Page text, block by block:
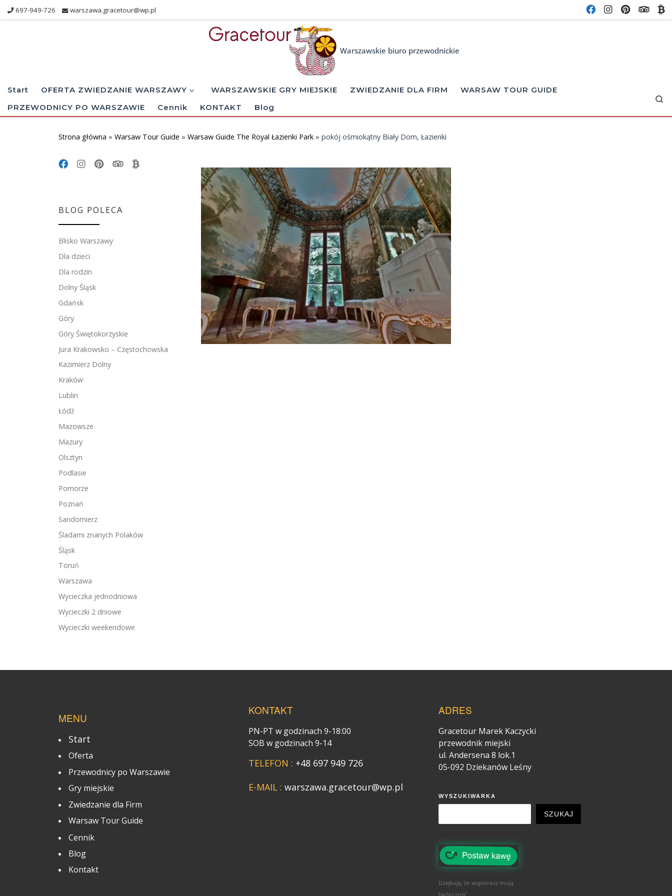
Skip to content
697-949-726 warszawa.gracetour@wp.pl
Warszawskie biuro przewodnickie
Start OFERTA ZWIEDZANIE WARSZAWY WARSZAWSKIE GRY MIEJSKIE ZWIEDZANIE DLA FIRM
WARSAW TOUR GUIDE
PRZEWODNICY PO WARSZAWIE
Cennik KONTAKT Blog
Strona główna » Warsaw Tour Guide » Warsaw Guide The Royal Łazienki Park » pokój ośmiokątny Biały Dom, Łazienki
BLOG POLECA
Blisko Warszawy
Dla dzieci
Dla rodzin
Dolny Śląsk
Gdańsk
Góry
Góry Świętokorzyskie
Jura Krakowsko – Częstochowska
Kazimierz Dolny
Kraków
Lublin
Łódź
Mazowsze
Mazury
Olsztyn
Podlasie
Pomorze
Poznań
Sandomierz
Śladami znanych Polaków
Śląsk
Toruń
Warszawa
Wycieczka jednodniowa
Wycieczki 2 dniowe
Wycieczki weekendowe
MENU
Start
Oferta
Przewodnicy po Warszawie
Gry miejskie
Zwiedzanie dla Firm
Warsaw Tour Guide
Cennik
Blog
Kontakt
KONTAKT
PN-PT w godzinach 9-18:00
SOB w godzinach 9-14
TELEFON : +48 697 949 726
E-MAIL : warszawa.gracetour@wp.pl
ADRES
Gracetour Marek Kaczycki
przewodnik miejski
ul. Andersena 8 lok.1
05-092 Dziekanów Leśny
WYSZUKIWARKA
SZUKAJ
Dziękuję, że wspierasz moją
twórczość